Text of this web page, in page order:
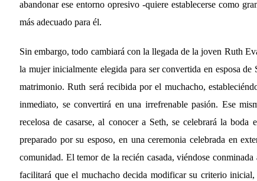
abandonar ese entorno opresivo -quiere establecerse como
más adecuado para él.
Sin embargo, todo cambiará con la llegada de la joven Ruth
la mujer inicialmente elegida para ser convertida en esposa
matrimonio. Ruth será recibida por el muchacho,
inmediato, se convertirá en una irrefrenable pasión. Ese
recelosa de casarse, al conocer a Seth, se celebrará la
preparado por su esposo, en una ceremonia celebrada en
comunidad. El temor de la recién casada, viéndose
facilitará que el muchacho decida modificar su criterio